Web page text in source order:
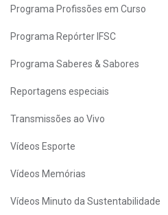
Programa Profissões em Curso
Programa Repórter IFSC
Programa Saberes & Sabores
Reportagens especiais
Transmissões ao Vivo
Vídeos Esporte
Vídeos Memórias
Vídeos Minuto da Sustentabilidade